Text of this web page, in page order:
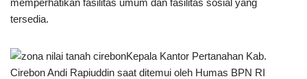
memperhatikan fasilitas umum dan fasilitas sosial yang
tersedia.
Kepala Kantor Pertanahan Kab.
Cirebon Andi Rapiuddin saat ditemui oleh Humas BPN RI